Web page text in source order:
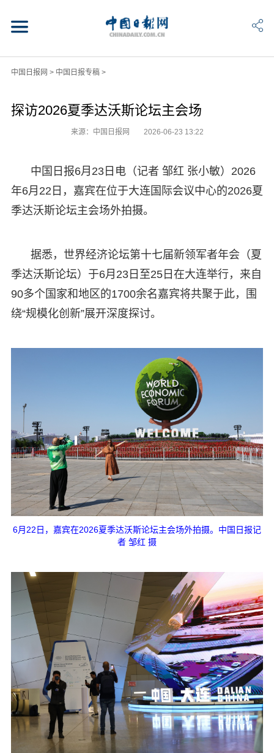
中国日报网 > 中国日报专稿>
探访2026夏季达沃斯论坛主会场
来源：中国日报网 2026-06-23 13:22
中国日报6月23日电（记者 邹红 张小敏）2026
年6月22日，嘉宾在位于大连国际会议中心的2026夏
季达沃斯论坛主会场外拍摄。
据悉，世界经济论坛第十七届新领军者年会（夏
季达沃斯论坛）于6月23日至25日在大连举行，来自
90多个国家和地区的1700余名嘉宾将共聚于此，围
绕“规模化创新”展开深度探讨。
6月22日，嘉宾在2026夏季达沃斯论坛主会场外拍摄。中国日报记
者 邹红 摄